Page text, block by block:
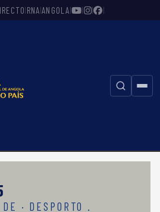
|RNA|ANGOLA| | | |
⚲
· DESPORTO .